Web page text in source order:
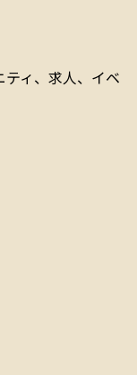
ィ、求人、イベ